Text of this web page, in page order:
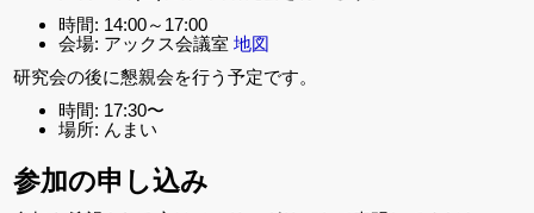
時間: 14:00～17:00
会場: アックス会議室 地図
研究会の後に懇親会を行う予定です。
時間: 17:30〜
場所: んまい
参加の申し込み